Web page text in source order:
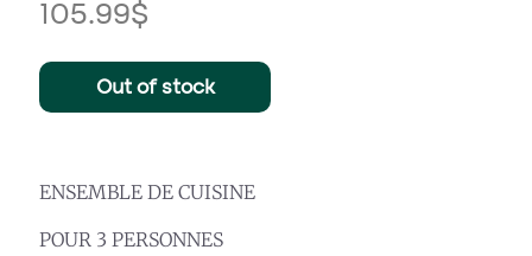
105.99$
Out of stock
ENSEMBLE DE CUISINE
POUR 3 PERSONNES